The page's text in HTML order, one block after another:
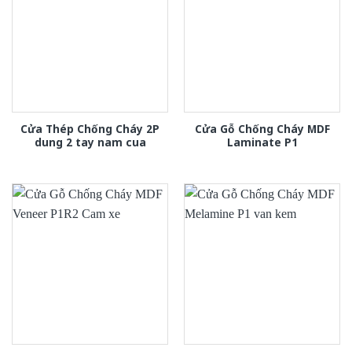
Cửa Thép Chống Cháy 2P
dung 2 tay nam cua
Cửa Gỗ Chống Cháy MDF
Laminate P1